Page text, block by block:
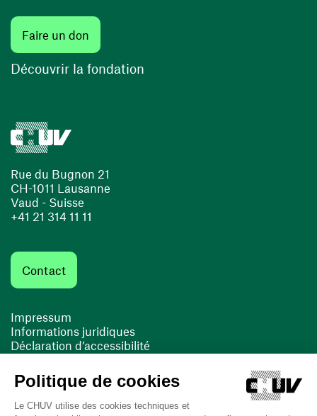
Rue du Bugnon 21
CH-1011 Lausanne
Vaud - Suisse
+41 21 314 11 11
Contact
Impressum
Informations juridiques
Déclaration d’accessibilité
Cookies
Faire un don
Découvrir la fondation